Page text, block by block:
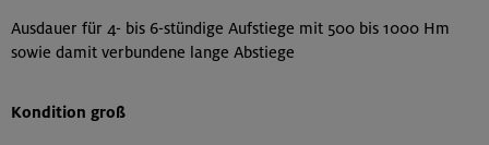
Ausdauer für 4- bis 6-stündige Aufstiege mit 500 bis 1000 Hm
sowie damit verbundene lange Abstiege
Kondition groß